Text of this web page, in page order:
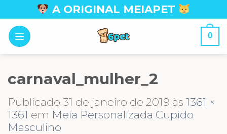
to
content
A ORIGINAL MEIAPET
0
carnaval_mulher_2
Publicado 31 de janeiro de 2019 às 1361 ×
1361 em Meia Personalizada Cupido
Masculino